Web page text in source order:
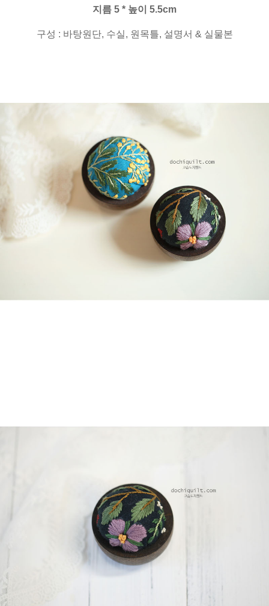
지름 5 * 높이 5.5cm
구성 : 바탕원단, 수실, 원목틀, 설명서 & 실물본